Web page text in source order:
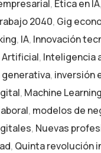
, Ética en IA,
2040, Gig
, IA, Innovación
, Inteligencia
, inversión
, Machine Learning
, modelos de
, Nuevas
, Quinta revolución